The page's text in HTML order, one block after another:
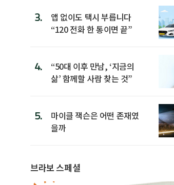
3.
앱 없이도 택시 부릅니다
“120 전화 한 통이면 끝”
4.
“50대 이후 만남, ‘지금의
삶’ 함께할 사람 찾는 것”
5.
마이클 잭슨은 어떤 존재였
을까
브라보 스페셜